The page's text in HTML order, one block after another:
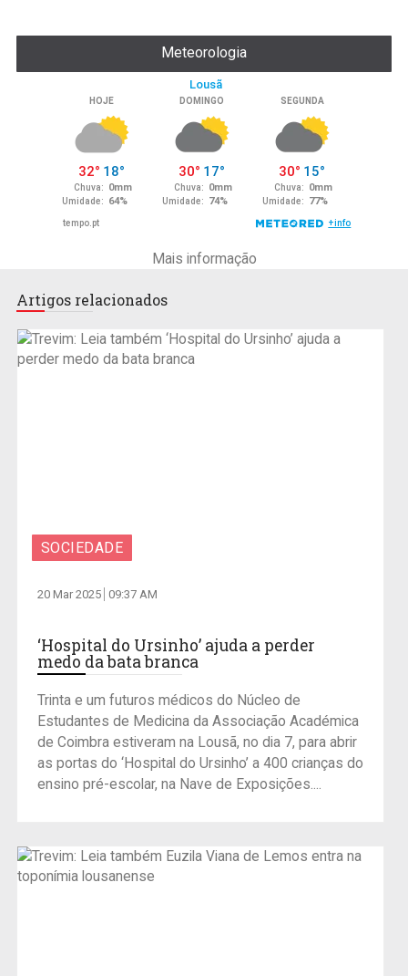
Meteorologia
Mais informação
Artigos relacionados
SOCIEDADE
20 Mar 2025 09:37 AM
‘Hospital do Ursinho’ ajuda a perder
medo da bata branca
Trinta e um futuros médicos do Núcleo de
Estudantes de Medicina da Associação Académica
de Coimbra estiveram na Lousã, no dia 7, para abrir
as portas do ‘Hospital do Ursinho’ a 400 crianças do
ensino pré-escolar, na Nave de Exposições....